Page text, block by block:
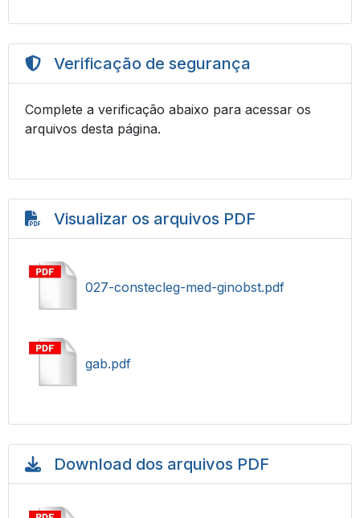
Verificação de segurança
Complete a verificação abaixo para acessar os
arquivos desta página.
Visualizar os arquivos PDF
027-constecleg-med-ginobst.pdf
gab.pdf
Download dos arquivos PDF